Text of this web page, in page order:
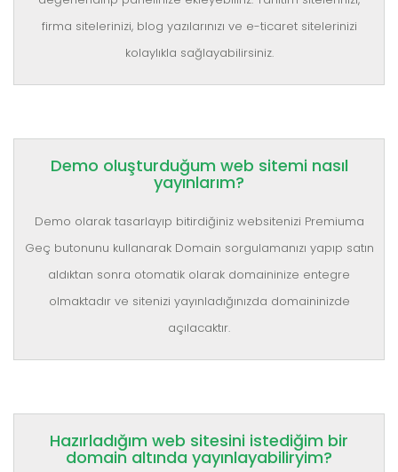
firma sitelerinizi, blog yazılarınızı ve e-ticaret sitelerinizi
kolaylıkla sağlayabilirsiniz.
Demo oluşturduğum web sitemi nasıl
yayınlarım?
Demo olarak tasarlayıp bitirdiğiniz websitenizi Premiuma
Geç butonunu kullanarak Domain sorgulamanızı yapıp satın
aldıktan sonra otomatik olarak domaininize entegre
olmaktadır ve sitenizi yayınladığınızda domaininizde
açılacaktır.
Hazırladığım web sitesini istediğim bir
domain altında yayınlayabiliryim?